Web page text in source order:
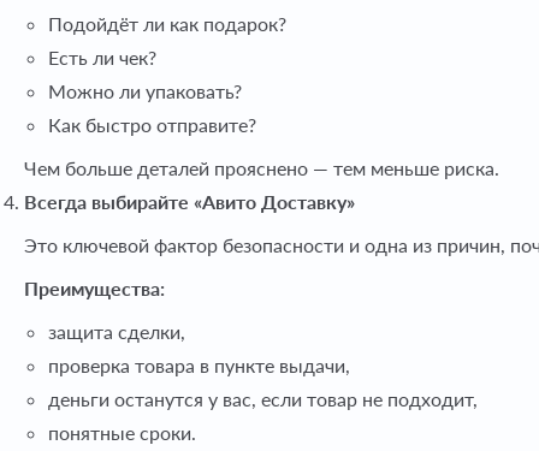
Подойдёт ли как подарок?
Есть ли чек?
Можно ли упаковать?
Как быстро отправите?
Чем больше деталей прояснено — тем меньше риска.
Всегда выбирайте «Авито Доставку»
Это ключевой фактор безопасности и одна из причин,
Преимущества:
защита сделки,
проверка товара в пункте выдачи,
деньги останутся у вас, если товар не подходит,
понятные сроки.